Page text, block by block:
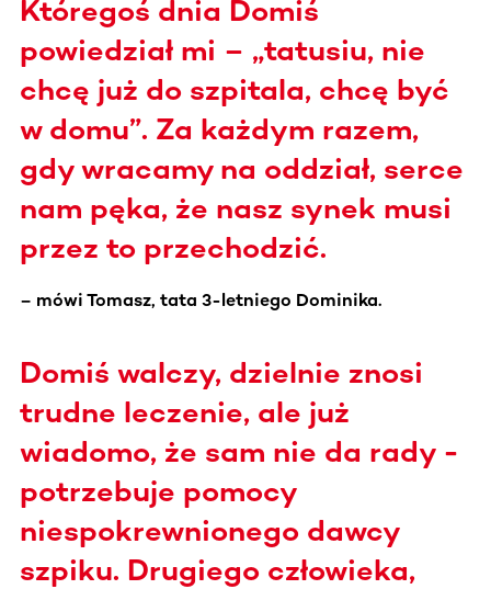
Któregoś dnia Domiś
powiedział mi – „tatusiu, nie
chcę już do szpitala, chcę być
w domu”. Za każdym razem,
gdy wracamy na oddział, serce
nam pęka, że nasz synek musi
przez to przechodzić.
– mówi Tomasz, tata 3-letniego Dominika.
Domiś walczy, dzielnie znosi
trudne leczenie, ale już
wiadomo, że sam nie da rady -
potrzebuje pomocy
niespokrewnionego dawcy
szpiku. Drugiego człowieka,